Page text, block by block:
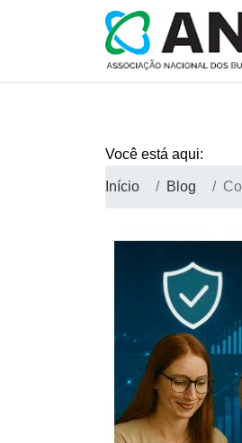
Você está aqui:
Início Blog